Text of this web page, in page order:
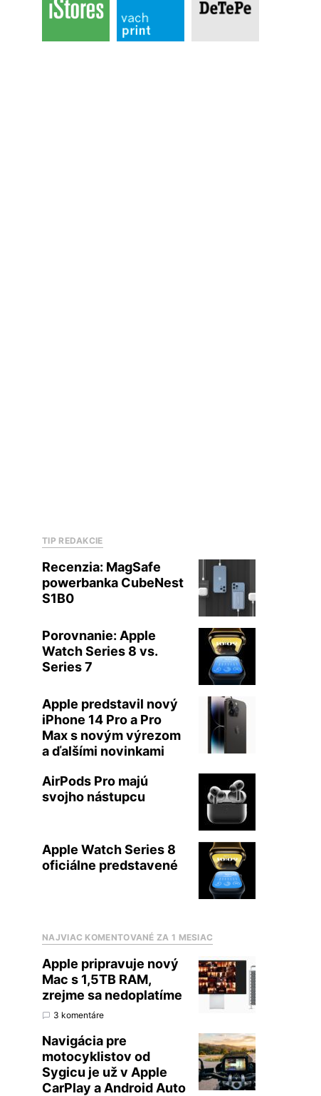
TIP REDAKCIE
Recenzia: MagSafe
powerbanka CubeNest
S1B0
Porovnanie: Apple
Watch Series 8 vs.
Series 7
Apple predstavil nový
iPhone 14 Pro a Pro
Max s novým výrezom
a ďalšími novinkami
AirPods Pro majú
svojho nástupcu
Apple Watch Series 8
oficiálne predstavené
NAJVIAC KOMENTOVANÉ ZA 1 MESIAC
Apple pripravuje nový
Mac s 1,5TB RAM,
zrejme sa nedoplatíme
3 komentáre
Navigácia pre
motocyklistov od
Sygicu je už v Apple
CarPlay a Android Auto